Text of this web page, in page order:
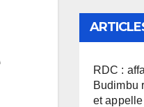
RDC :
Budimbu
et